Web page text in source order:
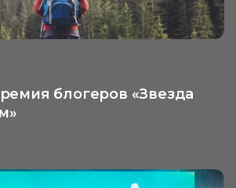
блогеров «Звезда